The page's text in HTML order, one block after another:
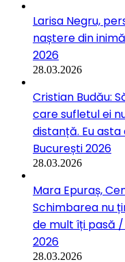
Larisa Negru,
naștere din
2026
28.03.2026
Cristian Budău:
care sufletul ei
distanță. Eu
București 2026
28.03.2026
Mara Epuraș,
Schimbarea nu
de mult îți pasă
2026
28.03.2026